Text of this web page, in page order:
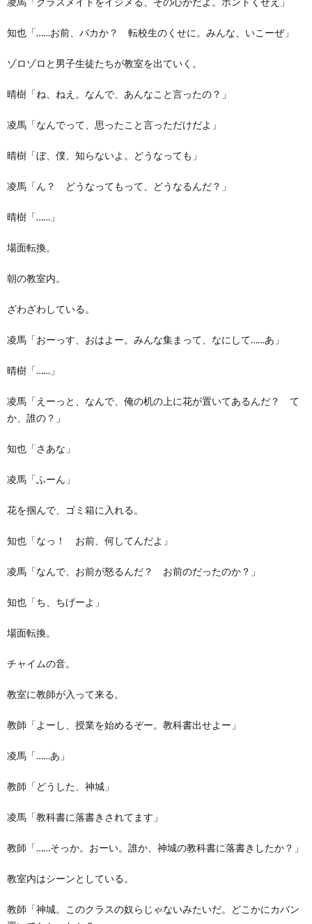
知也「……お前、バカか？ 転校生のくせに。みんな、いこーぜ」
ゾロゾロと男子生徒たちが教室を出ていく。
晴樹「ね、ねえ。なんで、あんなこと言ったの？」
凌馬「なんでって、思ったこと言っただけだよ」
晴樹「ぼ、僕、知らないよ。どうなっても」
凌馬「ん？ どうなってもって、どうなるんだ？」
晴樹「……」
場面転換。
朝の教室内。
ざわざわしている。
凌馬「おーっす、おはよー。みんな集まって、なにして……あ」
晴樹「……」
凌馬「えーっと、なんで、俺の机の上に花が置いてあるんだ？ て
か、誰の？」
知也「さあな」
凌馬「ふーん」
花を掴んで、ゴミ箱に入れる。
知也「なっ！ お前、何してんだよ」
凌馬「なんで、お前が怒るんだ？ お前のだったのか？」
知也「ち、ちげーよ」
場面転換。
チャイムの音。
教室に教師が入って来る。
教師「よーし、授業を始めるぞー。教科書出せよー」
凌馬「……あ」
教師「どうした、神城」
凌馬「教科書に落書きされてます」
教師「……そっか。おーい。誰か、神城の教科書に落書きしたか？」
教室内はシーンとしている。
教師「神城。このクラスの奴らじゃないみたいだ。どこかにカバン